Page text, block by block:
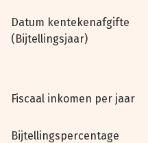
Datum kentekenafgifte
(Bijtellingsjaar)
Fiscaal inkomen per jaar
Bijtellingspercentage